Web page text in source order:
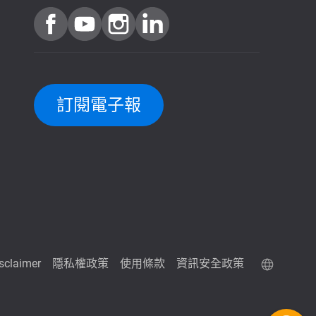
訂閱電子報
隱私權政策 使用條款 資訊安全政策